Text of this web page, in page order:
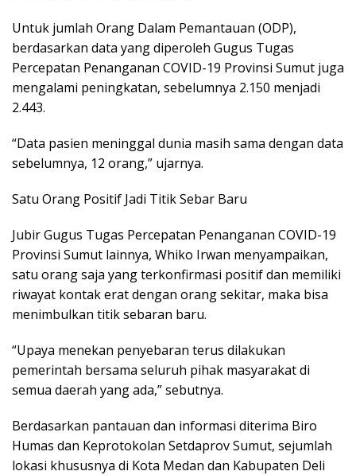
Untuk jumlah Orang Dalam Pemantauan (ODP),
berdasarkan data yang diperoleh Gugus Tugas
Percepatan Penanganan COVID-19 Provinsi Sumut juga
mengalami peningkatan, sebelumnya 2.150 menjadi
2.443.
“Data pasien meninggal dunia masih sama dengan data
sebelumnya, 12 orang,” ujarnya.
Satu Orang Positif Jadi Titik Sebar Baru
Jubir Gugus Tugas Percepatan Penanganan COVID-19
Provinsi Sumut lainnya, Whiko Irwan menyampaikan,
satu orang saja yang terkonfirmasi positif dan memiliki
riwayat kontak erat dengan orang sekitar, maka bisa
menimbulkan titik sebaran baru.
“Upaya menekan penyebaran terus dilakukan
pemerintah bersama seluruh pihak masyarakat di
semua daerah yang ada,” sebutnya.
Berdasarkan pantauan dan informasi diterima Biro
Humas dan Keprotokolan Setdaprov Sumut, sejumlah
lokasi khususnya di Kota Medan dan Kabupaten Deli